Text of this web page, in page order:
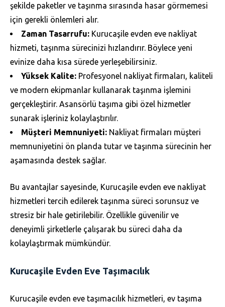
şekilde paketler ve taşınma sırasında hasar görmemesi
için gerekli önlemleri alır.
Zaman Tasarrufu: Kurucaşile evden eve nakliyat
hizmeti, taşınma sürecinizi hızlandırır. Böylece yeni
evinize daha kısa sürede yerleşebilirsiniz.
Yüksek Kalite: Profesyonel nakliyat firmaları, kaliteli
ve modern ekipmanlar kullanarak taşınma işlemini
gerçekleştirir. Asansörlü taşıma gibi özel hizmetler
sunarak işleriniz kolaylaştırılır.
Müşteri Memnuniyeti: Nakliyat firmaları müşteri
memnuniyetini ön planda tutar ve taşınma sürecinin her
aşamasında destek sağlar.
Bu avantajlar sayesinde, Kurucaşile evden eve nakliyat
hizmetleri tercih edilerek taşınma süreci sorunsuz ve
stresiz bir hale getirilebilir. Özellikle güvenilir ve
deneyimli şirketlerle çalışarak bu süreci daha da
kolaylaştırmak mümkündür.
Kurucaşile Evden Eve Taşımacılık
Kurucaşile evden eve taşımacılık hizmetleri, ev taşıma